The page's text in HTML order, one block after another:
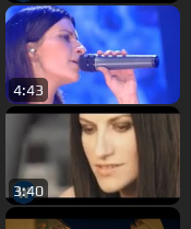
4:43
3:40